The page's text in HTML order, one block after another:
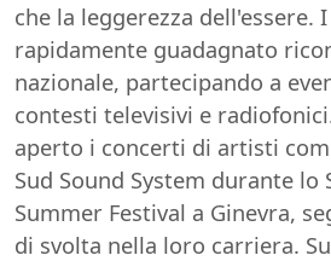
che la leggerezza dell'essere.
rapidamente guadagnato
nazionale, partecipando a
contesti televisivi e
aperto i concerti di artisti
Sud Sound System durante lo
Summer Festival a Ginevra,
di svolta nella loro carriera.